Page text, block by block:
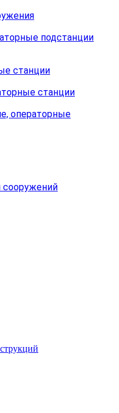
подстанции
станции
станции
операторные
сооружений